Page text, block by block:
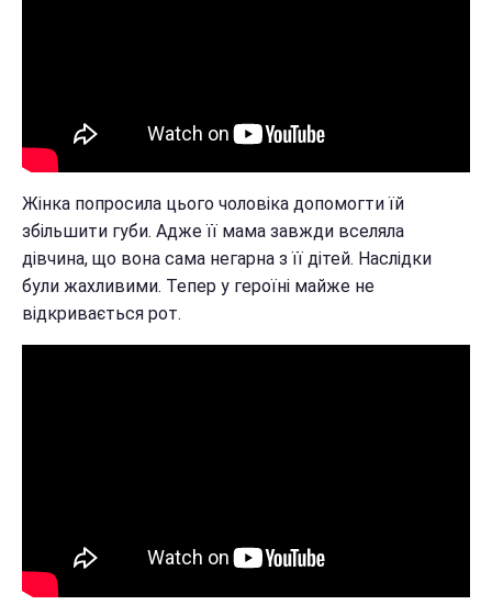
Жінка попросила цього чоловіка допомогти їй
збільшити губи. Адже її мама завжди вселяла
дівчина, що вона сама негарна з її дітей. Наслідки
були жахливими. Тепер у героїні майже не
відкривається рот.